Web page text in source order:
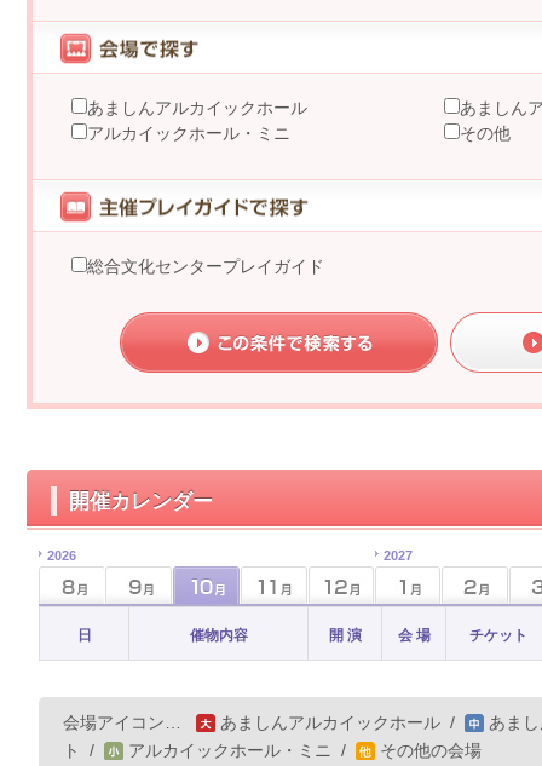
あましんアルカイックホール
あましん
アルカイックホール・ミニ
その他
総合文化センタープレイガイド
開催カレンダー
2026 2027
日 催物内容 開 演 会 場 チケット
会場アイコン… あましんアルカイックホール /
あま
ト
/ アルカイックホール・ミニ / その他の会場